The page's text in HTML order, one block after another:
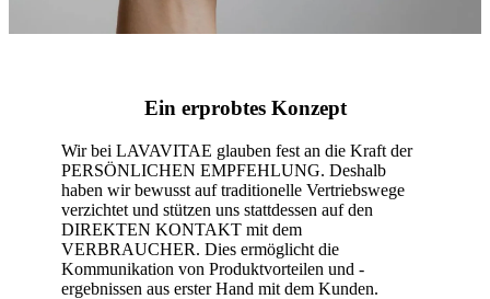
Ein erprobtes Konzept
Wir bei LAVAVITAE glauben fest an die Kraft der
PERSÖNLICHEN EMPFEHLUNG. Deshalb
haben wir bewusst auf traditionelle Vertriebswege
verzichtet und stützen uns stattdessen auf den
DIREKTEN KONTAKT mit dem
VERBRAUCHER. Dies ermöglicht die
Kommunikation von Produktvorteilen und -
ergebnissen aus erster Hand mit dem Kunden.